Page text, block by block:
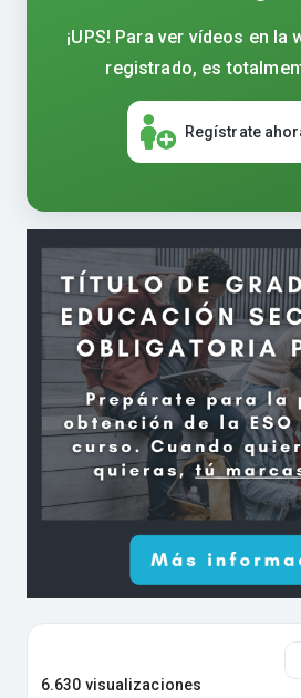
¡UPS! Para ver vídeos en la
registrado, es
Regístrate
6.630 visualizaciones